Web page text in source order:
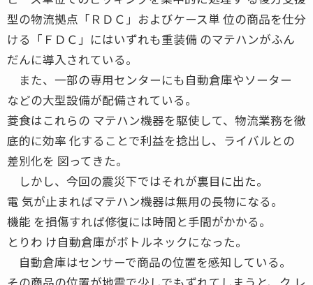
型の物流拠点「ＲＤＣ」およびケース単 位の商品を仕分
ける「ＦＤＣ」にはいずれも重装備 のマテハンがふん
だんに導入されている。
また、一部の専用センターにも自動倉庫やソーター
などの大型設備が配備されている。
菱食はこれらの マテハン機器を駆使して、物流業務を徹
底的に効率 化することで利益を捻出し、ライバルとの
差別化を 図ってきた。
しかし、今回の震災下ではそれが裏目に出た。
電 気が止まればマテハン機器は無用の長物になる。
機能 を損傷すれば修復には時間と手間がかかる。
とりわ け自動倉庫がボトルネックになった。
自動倉庫はセンサーで商品の位置を感知している。